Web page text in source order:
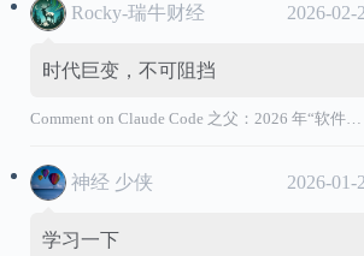
Rocky-瑞牛财经 2026-02-
时代巨变，不可阻挡
Comment onClaude Code 之父：2026 年“软件工程师”退出历史舞台
神经 少侠 2026-01-
学习一下